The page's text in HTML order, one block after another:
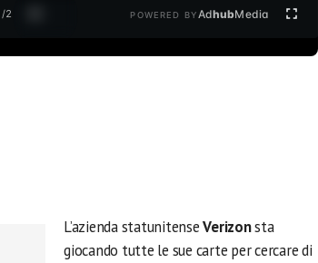
/2 POWERED BYAdhubMedia
L’azienda statunitenseVerizonsta
giocando tutte le sue carte per cercare di